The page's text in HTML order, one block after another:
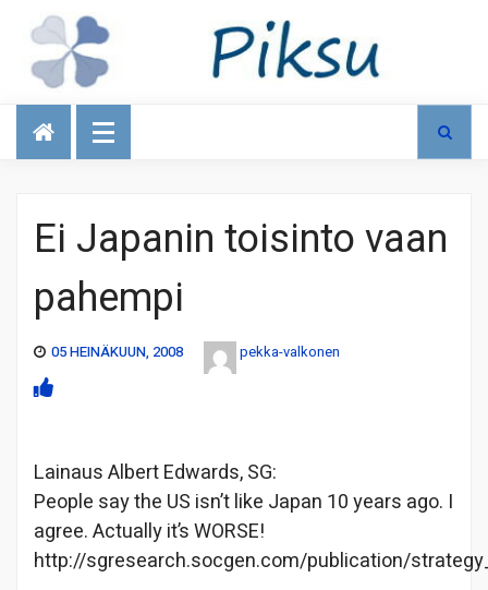
Talous
Ei Japanin toisinto vaan
pahempi
05 HEINÄKUUN, 2008 pekka-valkonen
Lainaus Albert Edwards, SG:
People say the US isn’t like Japan 10 years ago. I
agree. Actually it’s WORSE!
http://sgresearch.socgen.com/publication/